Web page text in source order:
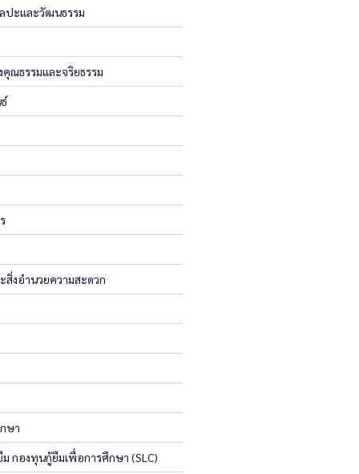
ปะและวัฒนธรรม
คุณธรรมและจริยธรรม
งอำนวยความสะดวก
ษา
กองทุนกู้ยืมเพื่อการศึกษา (SLC)